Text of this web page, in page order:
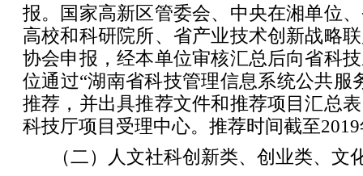
报。国家高新区管委会、中央在湘单位
高校和科研院所、省产业技术创新战略
协会申报，经本单位审核汇总后向省科
位通过“湖南省科技管理信息系统公共服
推荐，并出具推荐文件和推荐项目汇总
科技厅项目受理中心。推荐时间截至
（二）人文社科创新类、创业类、文